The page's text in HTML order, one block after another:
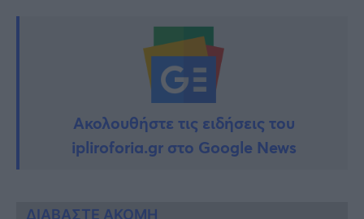
Ακολουθήστε τις ειδήσεις του
ipliroforia.gr στο Google News
ΔΙΑΒΑΣΤΕ ΑΚΟΜΗ